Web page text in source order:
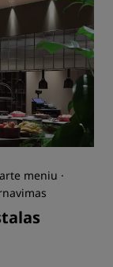
meniu ·